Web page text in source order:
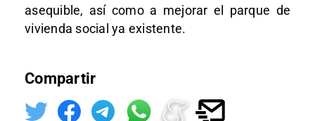
asequible, así como a mejorar el parque de
vivienda social ya existente.
Compartir